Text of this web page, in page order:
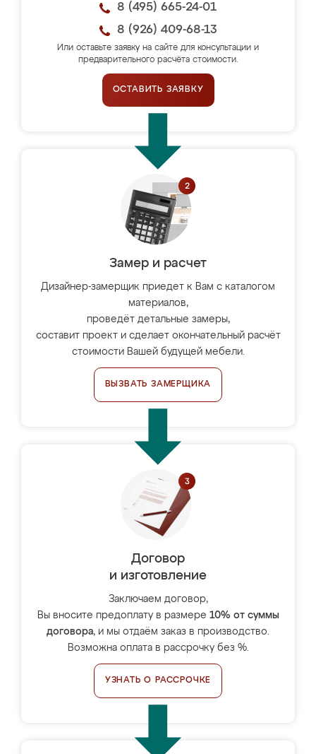
8 (495) 665-24-01
8 (926) 409-68-13
Или оставьте заявку на сайте для консультации и
предварительного расчёта стоимости.
ОСТАВИТЬ ЗАЯВКУ
Замер и расчет
Дизайнер-замерщик приедет к Вам с каталогом
материалов,
проведёт детальные замеры,
составит проект и сделает окончательный расчёт
стоимости Вашей будущей мебели.
ВЫЗВАТЬ ЗАМЕРЩИКА
Договор
и изготовление
Заключаем договор,
Вы вносите предоплату в размере 10% от суммы
договора, и мы отдаём заказ в производство.
Возможна оплата в рассрочку без %.
УЗНАТЬ О РАССРОЧКЕ